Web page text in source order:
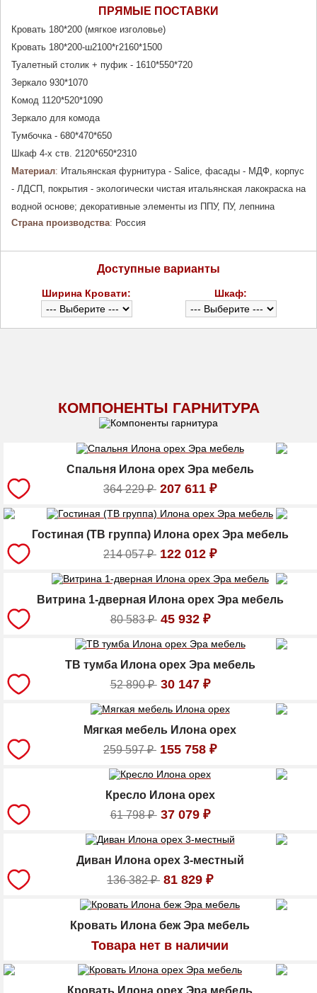
ПРЯМЫЕ ПОСТАВКИ
Кровать 180*200 (мягкое изголовье)
Кровать 180*200-ш2100*г2160*1500
Туалетный столик + пуфик - 1610*550*720
Зеркало 930*1070
Комод 1120*520*1090
Зеркало для комода
Тумбочка - 680*470*650
Шкаф 4-х ств. 2120*650*2310
Материал: Итальянская фурнитура - Salice, фасады - МДФ, корпус
- ЛДСП, покрытия - экологически чистая итальянская лакокраска на
водной основе; декоративные элементы из ППУ, ПУ, лепнина
Страна производства: Россия
Доступные варианты
Ширина Кровати: Шкаф:
КОМПОНЕНТЫ ГАРНИТУРА
Спальня Илона орех Эра мебель
364 229₽ 207 611 ₽
Гостиная (ТВ группа) Илона орех Эра мебель
214 057₽ 122 012 ₽
Витрина 1-дверная Илона орех Эра мебель
80 583₽ 45 932 ₽
ТВ тумба Илона орех Эра мебель
52 890₽ 30 147 ₽
Мягкая мебель Илона орех
259 597₽ 155 758 ₽
Кресло Илона орех
61 798₽ 37 079 ₽
Диван Илона орех 3-местный
136 382₽ 81 829 ₽
Кровать Илона беж Эра мебель
Товара нет в наличии